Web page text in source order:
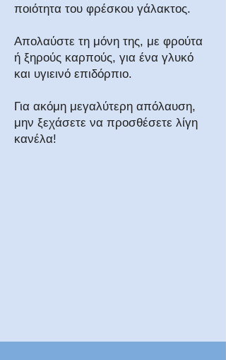
ποιότητα του φρέσκου γάλακτος.
Απολαύστε τη μόνη της, με φρούτα
ή ξηρούς καρπούς, για ένα γλυκό
και υγιεινό επιδόρπιο.
Για ακόμη μεγαλύτερη απόλαυση,
μην ξεχάσετε να προσθέσετε λίγη
κανέλα!